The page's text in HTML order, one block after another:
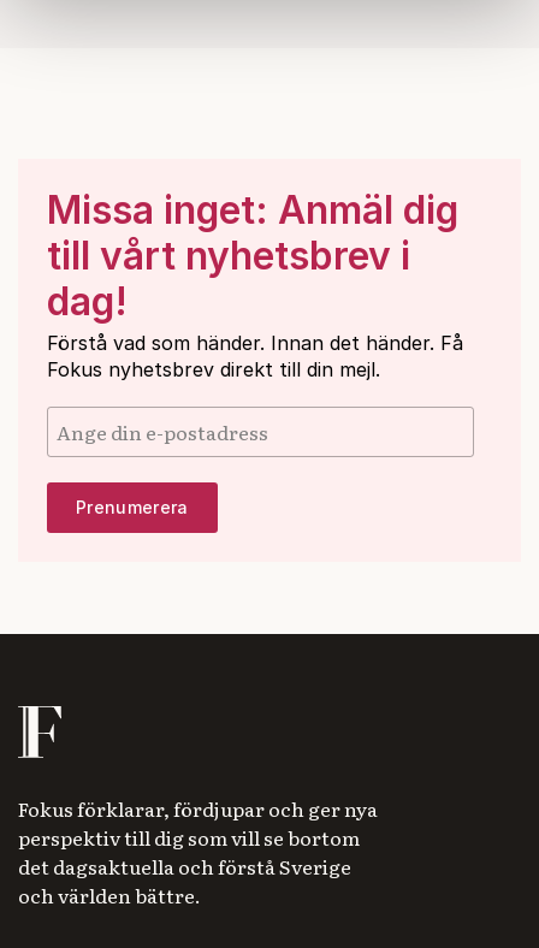
Missa inget: Anmäl dig
till vårt nyhetsbrev i
dag!
Förstå vad som händer. Innan det händer. Få
Fokus nyhetsbrev direkt till din mejl.
Fokus förklarar, fördjupar och ger nya
perspektiv till dig som vill se bortom
det dagsaktuella och förstå Sverige
och världen bättre.